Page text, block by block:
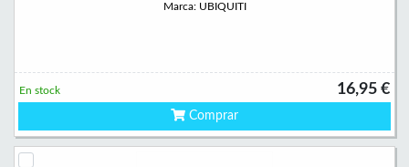
Marca: UBIQUITI
16,95 €
En stock
Comprar